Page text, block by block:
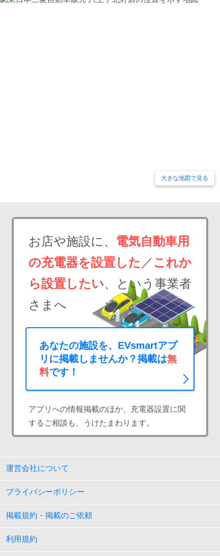
大きな地図で見る
お店や施設に、 電気自動車用
の充電器を設置した ／ これか
ら設置したい、という事業者
さまへ
あなたの施設を、EVsmartアプ
リに掲載しませんか？掲載は無
料です！
アプリへの情報掲載のほか、充電器設置に関
するご相談も、うけたまわります。
運営会社について
プライバシーポリシー
掲載規約・掲載のご依頼
利用規約